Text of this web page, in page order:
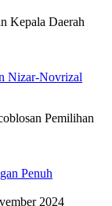
Kepala Daerah
Nizar-Novrizal
Pemilihan
Penuh
2024